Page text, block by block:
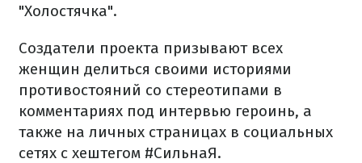
"Холостячка".
Создатели проекта призывают всех
женщин делиться своими историями
противостояний со стереотипами в
комментариях под интервью героинь, а
также на личных страницах в социальных
сетях с хештегом #СильнаЯ.